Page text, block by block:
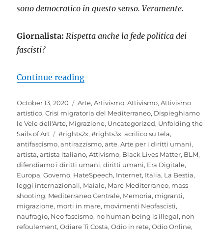
sono democratico in questo senso. Veramente.
Giornalista: Rispetta anche la fede politica dei
fascisti?
Continue reading“La Bella e “La Bestia””
Posted
on
October 13, 2020 Categories
Arte,Artivismo,Attivismo,Attivismo
artistico,Crisi migratoria del Mediterraneo, Dispieghiamo
le Vele dell'Arte, Migrazione, Uncategorized, Unfolding the
Sails of Art
Tags
#rights2x,#rights3x,acrilico su tela,
antifascismo,antirazzismo,arte,Arte per i diritti umani,
artista,artista italiano,Attivismo, Black Lives Matter, BLM,
difendiamo i diritti umani,diritti umani, Era Digitale,
Europa,Governo, HateSpeech, Internet, Italia, La Bestia,
leggi internazionali, Maiale, Mare Mediterraneo, mass
shooting, Mediterraneo Centrale, Memoria, migranti,
migrazione, morti in mare, movimenti Neofascisti,
naufragio, Neo fascismo, no human being is illegal, non-
refoulement,Odiare Ti Costa,Odio in rete,Odio Online,